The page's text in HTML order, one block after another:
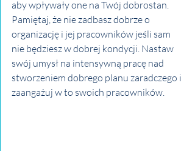
aby wpływały one na Twój dobrostan.
Pamiętaj, że nie zadbasz dobrze o
organizację i jej pracowników jeśli sam
nie będziesz w dobrej kondycji. Nastaw
swój umysł na intensywną pracę nad
stworzeniem dobrego planu zaradczego i
zaangażuj w to swoich pracowników.